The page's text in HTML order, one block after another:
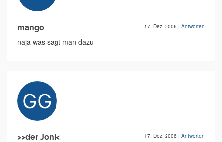
mango 17. Dez. 2006 | Antworten
naja was sagt man dazu
>>der Joni< 17. Dez. 2006 | Antworten